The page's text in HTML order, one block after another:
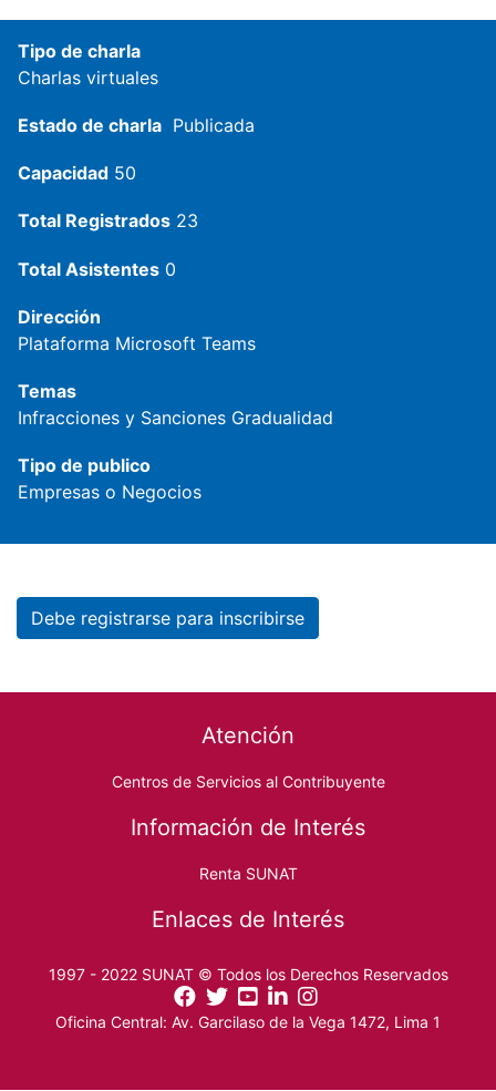
Tipo de charla
Charlas virtuales
Estado de charla Publicada
Capacidad 50
Total Registrados 23
Total Asistentes 0
Dirección
Plataforma Microsoft Teams
Temas
Infracciones y Sanciones Gradualidad
Tipo de publico
Empresas o Negocios
Debe registrarse para inscribirse
Atención
Centros de Servicios al Contribuyente
Información de Interés
Renta SUNAT
Enlaces de Interés
1997 - 2022 SUNAT © Todos los Derechos Reservados
Oficina Central: Av. Garcilaso de la Vega 1472, Lima 1